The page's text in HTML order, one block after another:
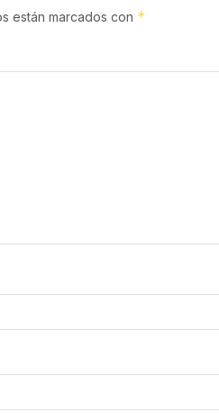
están marcados con *